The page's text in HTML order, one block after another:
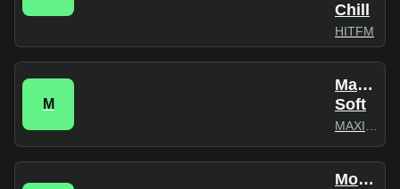
Chill
HITFM
M
Soft
Monte